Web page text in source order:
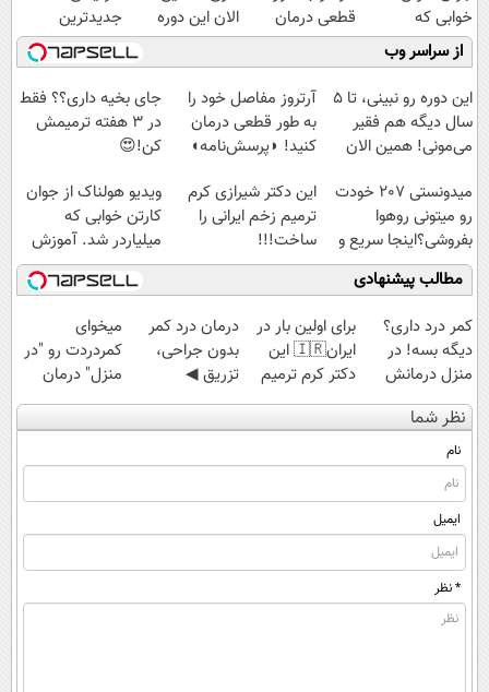
خوابی که
میلیاردر شد.
آموزش رایگان
قطعی درمان
کنید!
◗پرسش‌نامه◖
الان این دوره
رایگان رو شرکت
کن تا دیر نشده!
جدیدترین
فناوری اروپا،
سبک و مقاوم |
پرداخت قسطی
از سراسر وب
این دوره رو نبینی، تا 5
سال دیگه هم فقیر
می‌مونی! همین الان
آرتروز مفاصل خود را
به طور قطعی درمان
کنید! ◗پرسش‌نامه◖
جای بخیه داری؟؟ فقط
در 3 هفته ترمیمش
کن!😍
میدونستی 207 خودت
رو میتونی روهوا
بفروشی؟اینجا سریع و
راحت بفروش
این دکتر شیرازی کرم
ترمیم زخم ایرانی را
ساخت!!!
ویدیو هولناک از جوان
کارتن خوابی که
میلیاردر شد. آموزش
رایگان
مطالب پیشنهادی
کمر درد داری؟
دیگه بسه! در
منزل درمانش
کن
(◀پرسش‌نامه)
برای اولین بار در
ایران🇮🇷 این
دکتر کرم ترمیم
کننده 23 روزه
ساخت!
درمان درد کمر
بدون جراحی،
تزریق ◀
پرسش‌نامه رو پر
کن ▶
میخوای
کمردردت رو "در
منزل" درمان
کنی؟ (◂فیلم +
◂پرسش‌نامه)
نظر شما
نام
ایمیل
* نظر